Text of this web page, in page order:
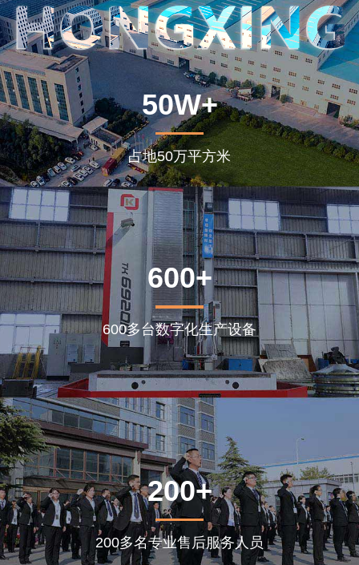
50W+
占地50万平方米
600+
600多台数字化生产设备
200+
200多名专业售后服务人员